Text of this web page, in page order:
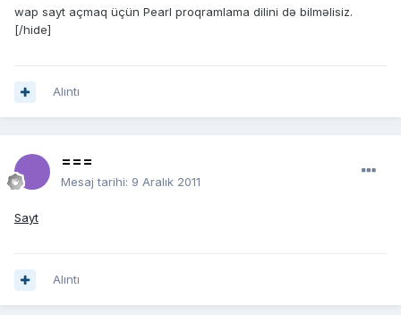
wap sayt açmaq üçün Pearl proqramlama dilini də bilməlisiz.
[/hide]
Alıntı
===
Mesaj tarihi: 9 Aralık 2011
Sayt
Alıntı